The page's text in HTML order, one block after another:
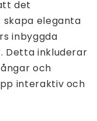
det
skapa eleganta
inbyggda
Detta inkluderar
och
interaktiv och